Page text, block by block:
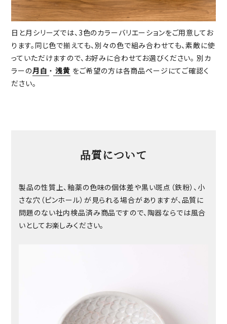
日と月シリーズでは、3色のカラーバリエーションをご用意してお
ります。同じ色で揃えても、別々の色で組み合わせても、素敵に使
っていただけますので、お好みに合わせてお選びください。 別カ
ラーの月白 ・ 浅黄 をご希望の方は各商品ページにてご確認く
ださい。
品質について
製品の性質上、釉薬の色味の個体差や黒い斑点（鉄粉）、小
さな穴（ピンホール）が見られる場合がありますが、品質に
問題のない社内検品済み商品ですので、陶器ならでは風合
いとしてお楽しみください。